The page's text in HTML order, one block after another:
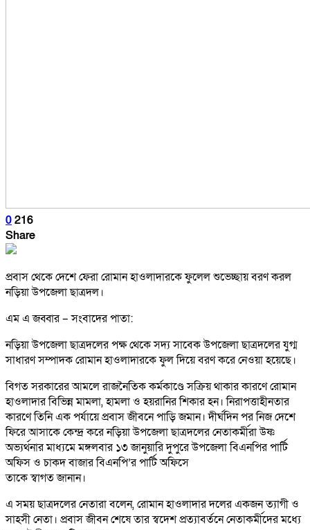
0216
Share
প্রবাস থেকে দেশে ফেরা রোমান হাওলাদারকে ফুলেল শুভেচ্ছায় বরণ করল
নড়িয়া উপজেলা ছাত্রদল।
এম এ জব্বার – সংবাদের পাতা:
নড়িয়া উপজেলা ছাত্রদলের পক্ষ থেকে সদ্য সাবেক উপজেলা ছাত্রদলের যুগ্ম
সাধারণ সম্পাদক রোমান হাওলাদারকে ফুল দিয়ে বরণ করে নেওয়া হয়েছে।
বিগত সরকারের আমলে রাজনৈতিক কর্মকাণ্ডে সক্রিয় থাকার কারণে রোমান
হাওলাদার বিভিন্ন মামলা, হামলা ও হয়রানির শিকার হন। নিরাপত্তাহীনতার
কারণে তিনি এক পর্যায়ে প্রবাস জীবনে পাড়ি জমান। দীর্ঘদিন পর নিজ দেশে
ফিরে আসাকে কেন্দ্র করে নড়িয়া উপজেলা ছাত্রদলের নেতাকর্মীরা উষ্ণ
অভ্যর্থনার মাধ্যমে মঙ্গলবার ১৩ জানুয়ারি দুপুরে উপজেলা বিএনপির পার্টি
অফিস ও চাকদ বাজার বিএনপি’র পার্টি অফিসে
তাকে স্বাগত জানান।
এ সময় ছাত্রদলের নেতারা বলেন, রোমান হাওলাদার দলের একজন ত্যাগী ও
সাহসী নেতা। প্রবাস জীবন শেষে তার স্বদেশ প্রত্যাবর্তনে নেতাকর্মীদের মধ্যে